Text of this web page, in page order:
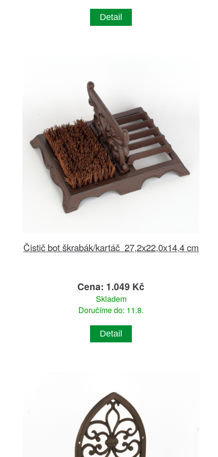
Detail
Čistič bot škrabák/kartáč 27,2x22,0x14,4 cm
Cena: 1.049 Kč
Skladem
Doručíme do: 11.8.
Detail